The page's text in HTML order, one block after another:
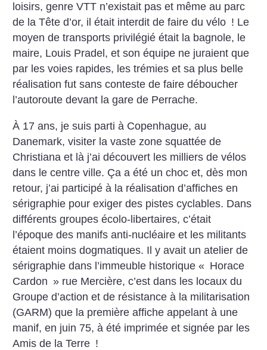
loisirs, genre VTT n’existait pas et même au parc
de la Tête d’or, il était interdit de faire du vélo ! Le
moyen de transports privilégié était la bagnole, le
maire, Louis Pradel, et son équipe ne juraient que
par les voies rapides, les trémies et sa plus belle
réalisation fut sans conteste de faire déboucher
l’autoroute devant la gare de Perrache.
À 17 ans, je suis parti à Copenhague, au
Danemark, visiter la vaste zone squattée de
Christiana et là j’ai découvert les milliers de vélos
dans le centre ville. Ça a été un choc et, dès mon
retour, j’ai participé à la réalisation d’affiches en
sérigraphie pour exiger des pistes cyclables. Dans
différents groupes écolo-libertaires, c’était
l’époque des manifs anti-nucléaire et les militants
étaient moins dogmatiques. Il y avait un atelier de
sérigraphie dans l’immeuble historique « Horace
Cardon » rue Mercière, c’est dans les locaux du
Groupe d’action et de résistance à la militarisation
(GARM) que la première affiche appelant à une
manif, en juin 75, à été imprimée et signée par les
Amis de la Terre !